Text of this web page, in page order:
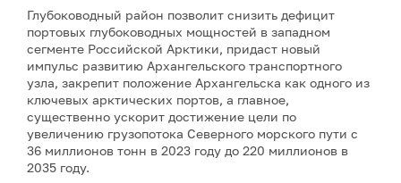
Глубоководный район позволит снизить дефицит
портовых глубоководных мощностей в западном
сегменте Российской Арктики, придаст новый
импульс развитию Архангельского транспортного
узла, закрепит положение Архангельска как одного из
ключевых арктических портов, а главное,
существенно ускорит достижение цели по
увеличению грузопотока Северного морского пути с
36 миллионов тонн в 2023 году до 220 миллионов в
2035 году.